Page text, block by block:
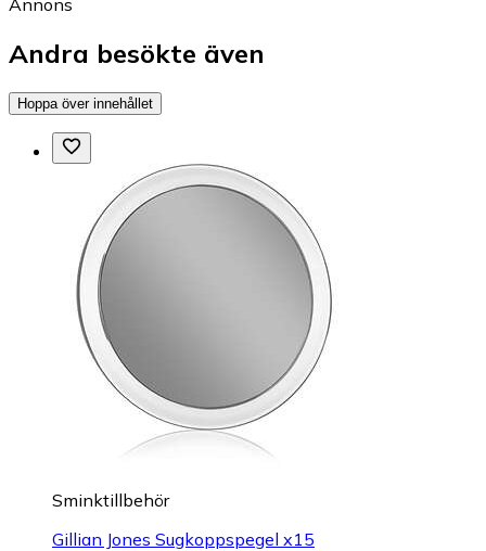
Andra besökte även
Hoppa över innehållet
Sminktillbehör
Gillian Jones Sugkoppspegel x15